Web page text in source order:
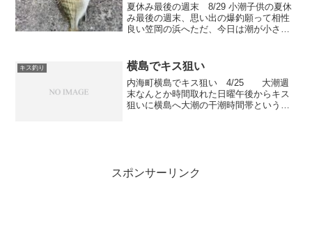
夏休み最後の週末 8/29 小潮子供の夏休
み最後の週末、思い出の爆釣願って相性
良い笠岡の浜へただ、今日は潮が小さい
岸している事が多いが・・・今日は気配
なし潮が悪いか、...
キス釣り 横島でキス狙い
内海町横島でキス狙い 4/25 大潮週
末なんとか時間取れた日曜午後からキス
狙いに横島へ大潮の干潮時間帯という事
スポンサーリンク